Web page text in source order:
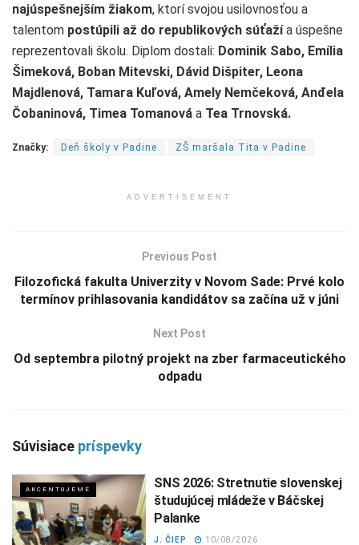
najúspešnejším žiakom, ktorí svojou usilovnosťou a
talentom postúpili až do republikových súťažía úspešne
reprezentovali školu. Diplom dostali: Dominik Sabo, Emília
Šimeková, Boban Mitevski, Dávid Dišpiter, Leona
Majdlenová, Tamara Kuľová, Amely Nemčeková, Anđela
Čobaninová, Timea Tomanová a Tea Trnovská.
Značky: Deň školy v Padine ZŠ maršala Tita v Padine
ADVERTISEMENT
Previous Post
Filozofická fakulta Univerzity v Novom Sade: Prvé kolo
termínov prihlasovania kandidátov sa začína už v júni
Next Post
Od septembra pilotný projekt na zber farmaceutického
odpadu
Súvisiace príspevky
AKCENTUJEME
SNS 2026: Stretnutie slovenskej
študujúcej mládeže v Báčskej
Palanke
J. ČIEP 10/08/2026